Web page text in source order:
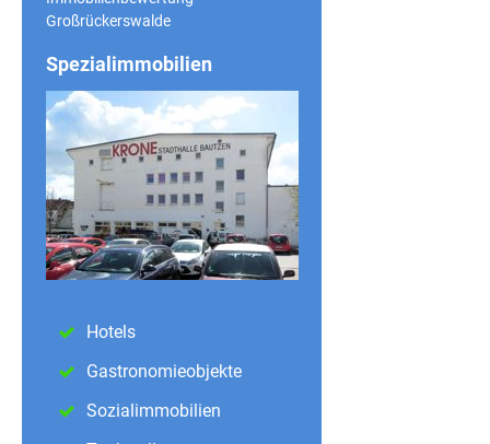
Großrückerswalde
Spezialimmobilien
Hotels
Gastronomieobjekte
Sozialimmobilien